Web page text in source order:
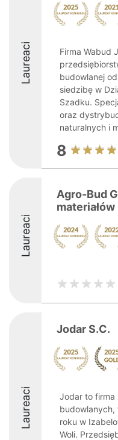
Laureaci
Firma Wabud
budowlanej
siedzibę w
Szadku.
oraz
naturalnych i
8
Laureaci
Agro-Bud
Laureaci
Jodar S.C.
Jodar to firma
roku w
Woli.